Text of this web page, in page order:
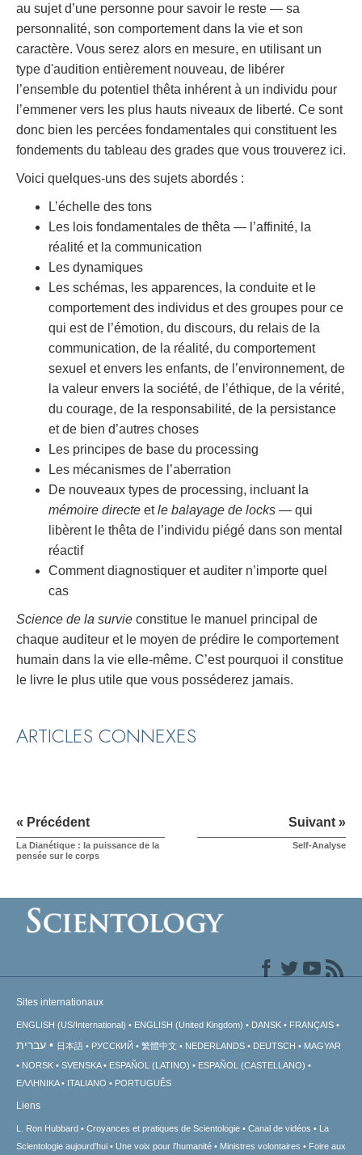
au sujet d’une personne pour savoir le reste — sa
personnalité, son comportement dans la vie et son
caractère. Vous serez alors en mesure, en utilisant un
type d'audition entièrement nouveau, de libérer
l’ensemble du potentiel thêta inhérent à un individu pour
l’emmener vers les plus hauts niveaux de liberté. Ce sont
donc bien les percées fondamentales qui constituent les
fondements du tableau des grades que vous trouverez ici.
Voici quelques-uns des sujets abordés :
L’échelle des tons
Les lois fondamentales de thêta — l’affinité, la
réalité et la communication
Les dynamiques
Les schémas, les apparences, la conduite et le
comportement des individus et des groupes pour ce
qui est de l’émotion, du discours, du relais de la
communication, de la réalité, du comportement
sexuel et envers les enfants, de l’environnement, de
la valeur envers la société, de l’éthique, de la vérité,
du courage, de la responsabilité, de la persistance
et de bien d’autres choses
Les principes de base du processing
Les mécanismes de l’aberration
De nouveaux types de processing, incluant la
mémoire directe etle balayage de locks — qui
libèrent le thêta de l’individu piégé dans son mental
réactif
Comment diagnostiquer et auditer n’importe quel
cas
Science de la survie constitue le manuel principal de
chaque auditeur et le moyen de prédire le comportement
humain dans la vie elle-même. C’est pourquoi il constitue
le livre le plus utile que vous posséderez jamais.
ARTICLES CONNEXES
« Précédent
La Dianétique : la puissance de la
pensée sur le corps
Suivant »
Self-Analyse
Sites internationaux
ENGLISH (US/International) ENGLISH (United Kingdom) DANSK FRANÇAIS
עברית 日本語 РУССКИЙ 繁體中文 NEDERLANDS DEUTSCH
MAGYAR
NORSK
SVENSKA ESPAÑOL (LATINO)
ESPAÑOL (CASTELLANO)
ΕΛΛΗΝΙΚA
ITALIANO PORTUGUÊS
Liens
L. Ron Hubbard Croyances et pratiques de Scientologie Canal de vidéos
La
Scientologie aujourd’hui
Une voix pour l’humanité Ministres volontaires Foire aux